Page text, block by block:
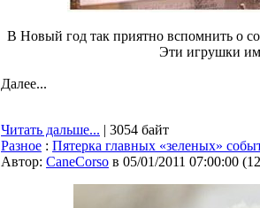
В Новый год так приятно вспомнить о
Эти игрушки
Далее...
Читать дальше... | 3054 байт
Разное : Пятерка главных «зеленых»
Автор: CaneCorso в 05/01/2011 07:00:00 (